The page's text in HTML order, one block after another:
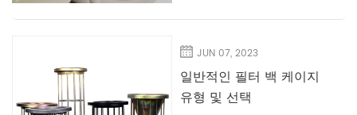
JUN 07, 2023
일반적인 필터 백 케이지
유형 및 선택